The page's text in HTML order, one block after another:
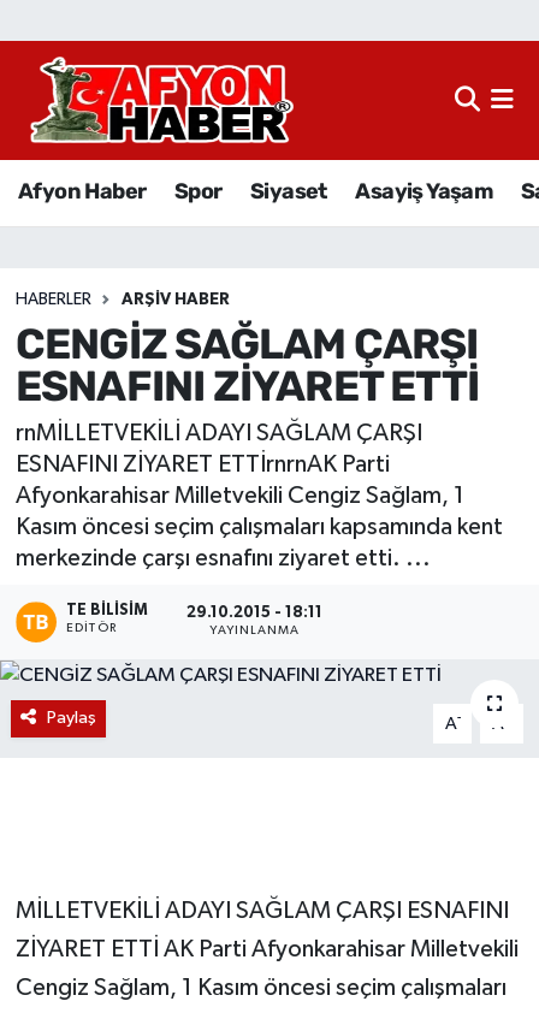
Afyon Haber Spor Siyaset Asayiş Yaşam
HABERLER ARŞIV HABER
CENGİZ SAĞLAM ÇARŞI
ESNAFINI ZİYARET ETTİ
rnMİLLETVEKİLİ ADAYI SAĞLAM ÇARŞI
ESNAFINI ZİYARET ETTİrnrnAK Parti
Afyonkarahisar Milletvekili Cengiz Sağlam, 1
Kasım öncesi seçim çalışmaları kapsamında kent
merkezinde çarşı esnafını ziyaret etti. ...
TE BILISIM
EDITÖR
29.10.2015 - 18:11
YAYINLANMA
Paylaş A- A
MİLLETVEKİLİ ADAYI SAĞLAM ÇARŞI ESNAFINI
ZİYARET ETTİ AK Parti Afyonkarahisar Milletvekili
Cengiz Sağlam, 1 Kasım öncesi seçim çalışmaları
Afyon Haber
Sağlık
Eğitim
Sivil Toplum
Ekonomi